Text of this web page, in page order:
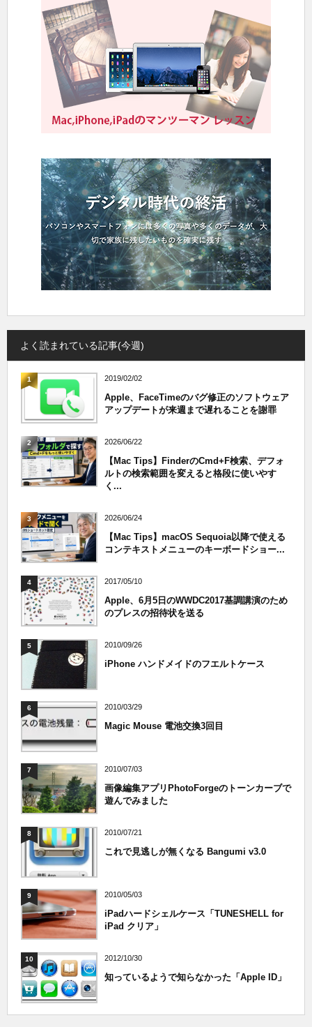
よく読まれている記事(今週)
1 2019/02/02
Apple、FaceTimeのバグ修正のソフトウェア
アップデートが来週まで遅れることを謝罪
2 2026/06/22
【Mac Tips】FinderのCmd+F検索、デフォ
ルトの検索範囲を変えると格段に使いやす
く...
3 2026/06/24
【Mac Tips】macOS Sequoia以降で使える
コンテキストメニューのキーボードショー...
4 2017/05/10
Apple、6月5日のWWDC2017基調講演のため
のプレスの招待状を送る
5 2010/09/26
iPhone ハンドメイドのフエルトケース
6 2010/03/29
Magic Mouse 電池交換3回目
7 2010/07/03
画像編集アプリPhotoForgeのトーンカーブで
遊んでみました
8 2010/07/21
これで見逃しが無くなる Bangumi v3.0
9 2010/05/03
iPadハードシェルケース「TUNESHELL for
iPad クリア」
10 2012/10/30
知っているようで知らなかった「Apple ID」